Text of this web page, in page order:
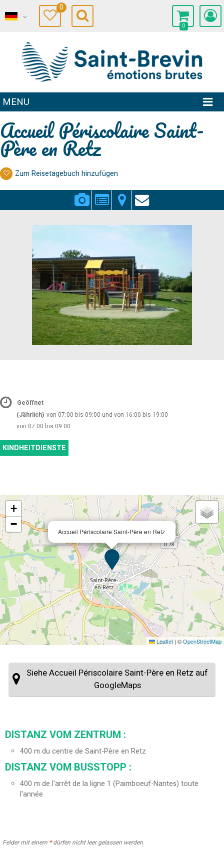
0
0
MENU
Accueil Périscolaire Saint-
Père en Retz
Zum Reisetagebuch hinzufügen
Geöffnet
(Jährlich) von 07:00 bis 09:00 und von 16:00 bis 19:00
von 07:00 bis 09:00
KINDHEITDIENSTE
Accueil Périscolaire Saint-Père en Retz
+
−
Leaflet | ©OpenStreetMap
Siehe Accueil Périscolaire Saint-Père en Retz auf
GoogleMaps
DISTANZ VOM ZENTRUM :
400 m du centre de Saint-Père en Retz
DISTANZ VOM BUSSTOPP :
400 m de l'arrêt de la ligne 1 (Paimboeuf-Nantes) toute
l'année
Felder mit einem *dürfen nicht leer gelassen werden